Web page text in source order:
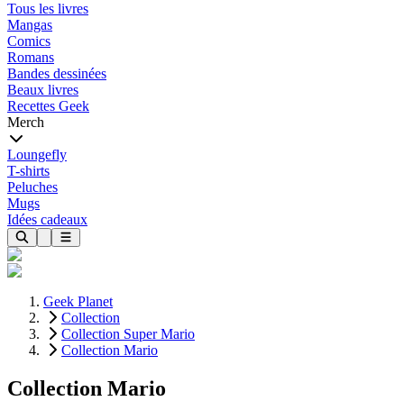
Tous les livres
Mangas
Comics
Romans
Bandes dessinées
Beaux livres
Recettes Geek
Merch
Loungefly
T-shirts
Peluches
Mugs
Idées cadeaux
Geek Planet
Collection
Collection Super Mario
Collection Mario
Collection Mario